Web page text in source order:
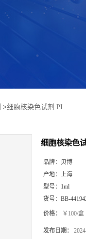
>细胞核染色试剂 PI
细胞核染色
品牌： 贝博
产地： 上海
型号： 1ml
货号： BB-
价格： ￥100/盒
发布日期：